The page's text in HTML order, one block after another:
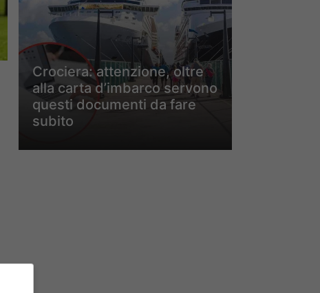
Crociera: attenzione, oltre
alla carta d’imbarco servono
questi documenti da fare
subito